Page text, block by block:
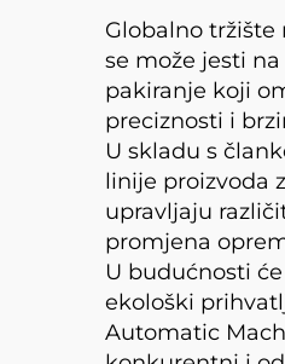
Globalno
se može jesti
pakiranje koji
preciznosti i
U skladu s
linije proizvoda
upravljaju
promjena
U budućnosti
ekološki
Automatic